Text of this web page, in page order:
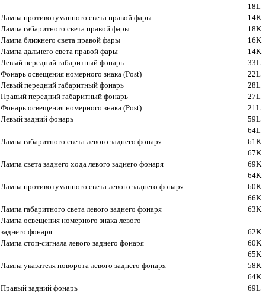
18L
Лампа противотуманного света правой фары
14K
Лампа габаритного света правой фары
18K
Лампа ближнего света правой фары
16K
Лампа дальнего света правой фары
14K
Левый передний габаритный фонарь
33L
Фонарь освещения номерного знака (Post)
22L
Левый передний габаритный фонарь
28L
Правый передний габаритный фонарь
27L
Фонарь освещения номерного знака (Post)
21L
Левый задний фонарь
59L
64L
Лампа габаритного света левого заднего фонаря
61K
67K
Лампа света заднего хода левого заднего фонаря
69K
64K
Лампа противотуманного света левого заднего фонаря
60K
66K
Лампа габаритного света левого заднего фонаря
63K
Лампа освещения номерного знака левого
заднего фонаря
62K
Лампа стоп-сигнала левого заднего фонаря
60K
65K
Лампа указателя поворота левого заднего фонаря
58K
64K
Правый задний фонарь
69L